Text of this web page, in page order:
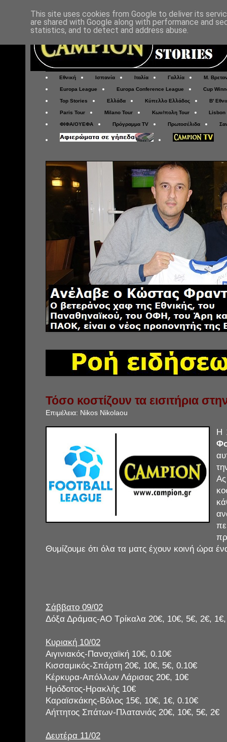
Εθνική Ισπανία Ιταλία Γαλλία Μ.
Europa League Europa Conference League Cup
Top Stories Ελλάδα Κύπελλο Ελλάδος Β'
Paris Tour Milano Tour Κων/πολη Tour Lisbon
ΦΙΦΑ/ΟΥΕΦΑ Πρόγραμμα TV Πρωτοσέλιδα
Τόσο κοστίζουν τα εισιτήρια
Επιμέλεια: Nikos Nikolaou
Η
Θυμίζουμε ότι όλα τα ματς έχουν κοινή ώρα
Σάββατο 09/02
Δόξα Δράμας-ΑΟ Τρίκαλα 20€, 10€, 5€, 2€,
Κυριακή 10/02
Αιγινιακός-Παναχαϊκή 10€, 0.10€
Κισσαμικός-Σπάρτη 20€, 10€, 5€, 0.10€
Κέρκυρα-Απόλλων Λάρισας 20€, 10€
Ηρόδοτος-Ηρακλής 10€
Καραϊσκάκης-Βόλος 15€, 10€, 1€, 0.10€
Αήττητος Σπάτων-Πλατανιάς 20€, 10€, 5€, 2€
Δευτέρα 11/02
This site uses cookies from Google to deliver its
are shared with Google along with performance and
statistics, and to detect and address abuse.